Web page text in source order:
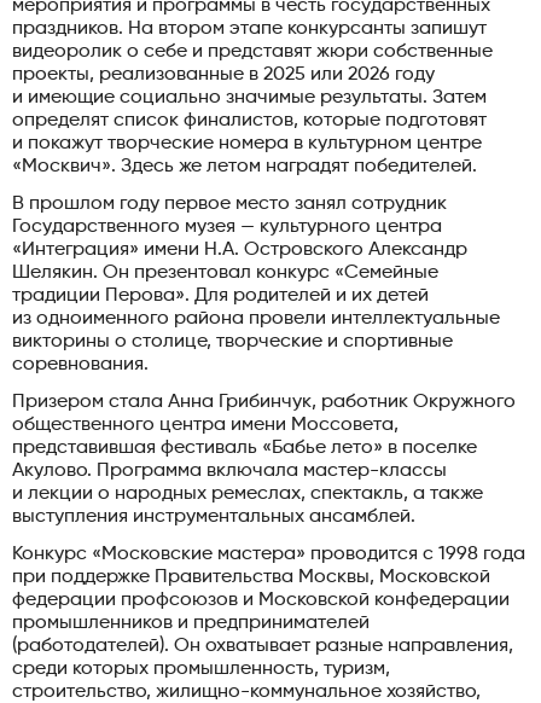
мероприятия и программы в честь государственных
праздников. На втором этапе конкурсанты запишут
видеоролик о себе и представят жюри собственные
проекты, реализованные в 2025 или 2026 году
и имеющие социально значимые результаты. Затем
определят список финалистов, которые подготовят
и покажут творческие номера в культурном центре
«Москвич». Здесь же летом наградят победителей.
В прошлом году первое место занял сотрудник
Государственного музея — культурного центра
«Интеграция» имени Н.А. Островского Александр
Шелякин. Он презентовал конкурс «Семейные
традиции Перова». Для родителей и их детей
из одноименного района провели интеллектуальные
викторины о столице, творческие и спортивные
соревнования.
Призером стала Анна Грибинчук, работник Окружного
общественного центра имени Моссовета,
представившая фестиваль «Бабье лето» в поселке
Акулово. Программа включала мастер-классы
и лекции о народных ремеслах, спектакль, а также
выступления инструментальных ансамблей.
Конкурс «Московские мастера» проводится с 1998 года
при поддержке Правительства Москвы, Московской
федерации профсоюзов и Московской конфедерации
промышленников и предпринимателей
(работодателей). Он охватывает разные направления,
среди которых промышленность, туризм,
строительство, жилищно-коммунальное хозяйство,